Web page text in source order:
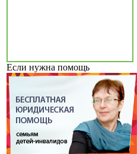
Если нужна помощь